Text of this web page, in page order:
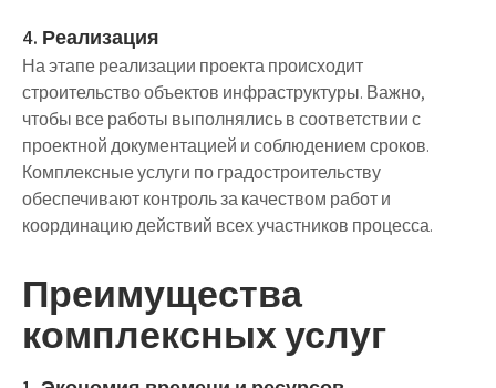
4. Реализация
На этапе реализации проекта происходит
строительство объектов инфраструктуры. Важно,
чтобы все работы выполнялись в соответствии с
проектной документацией и соблюдением сроков.
Комплексные услуги по градостроительству
обеспечивают контроль за качеством работ и
координацию действий всех участников процесса.
Преимущества
комплексных услуг